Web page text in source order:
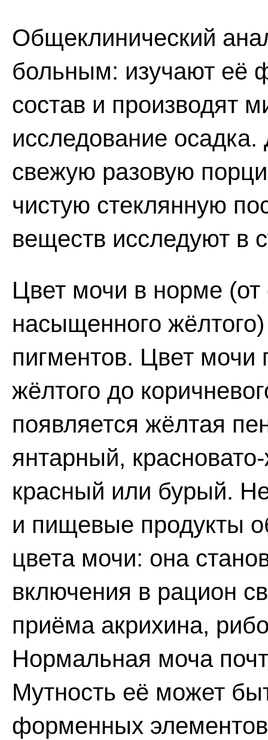
Общеклинический
больным: изучают её
состав и производят
исследование
свежую разовую
чистую стеклянную
веществ исследуют в
Цвет мочи в норме (от
насыщенного жёлтого)
пигментов. Цвет мочи
жёлтого до
появляется жёлтая
янтарный,
красный или бурый.
и пищевые продукты
цвета мочи: она
включения в рацион
приёма акрихина,
Нормальная моча
Мутность её может
форменных